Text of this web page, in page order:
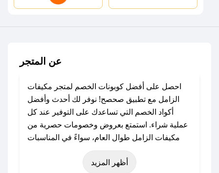
عن المتجر
احصل على أفضل كوبونات الخصم لمتجر مكيفات
الزامل مع تطبيق صحصح! نوفر لك أحدث وأفضل
أكواد الخصم التي تساعدك على التوفير عند كل
عملية شراء. استمتع بعروض وخصومات حصرية من
مكيفات الزامل طوال العام، سواءً في المناسبات
مثل عيد الفطر، عيد الأضحى، الجمعة البيضاء (شهر
نوفمبر)، رمضان، اليوم الوطني، يوم التأسيس، أو
أظهر المزيد